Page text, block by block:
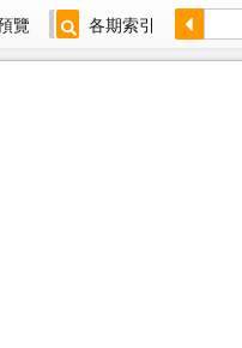
覽 各期索引